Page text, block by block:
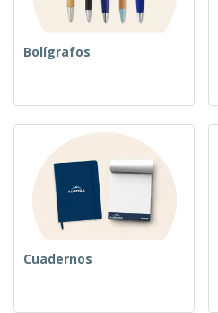
Bolígrafos
Cuadernos